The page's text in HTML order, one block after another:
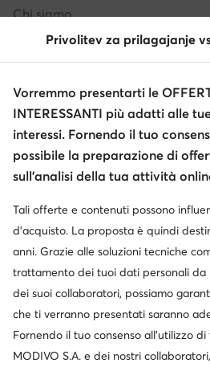
Cambia
Chi siamo
© escarpe.it
Informativa sulla privacy
Privolitev za prilagajanje
Vorremmo presentarti le
INTERESSANTI più adatti alle
interessi. Fornendo il tuo
possibile la preparazione di
sull’analisi della tua attività
Tali offerte e contenuti possono
d’acquisto. La proposta è quindi
anni. Grazie alle soluzioni tecniche
trattamento dei tuoi dati personali da
dei suoi collaboratori, possiamo
che ti verranno presentati saranno
Fornendo il tuo consenso all’utilizzo
MODIVO S.A. e dei nostri